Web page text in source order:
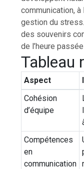
communication,
gestion du
des souvenirs
de l’heure
Tableau
Aspect
Cohésion
d’équipe
Compétences
en
communication